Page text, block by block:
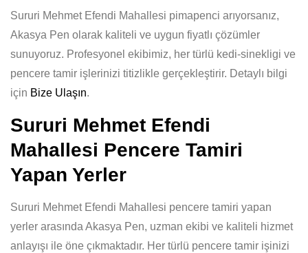
Sururi Mehmet Efendi Mahallesi pimapenci arıyorsanız,
Akasya Pen olarak kaliteli ve uygun fiyatlı çözümler
sunuyoruz. Profesyonel ekibimiz, her türlü kedi-sinekligi ve
pencere tamir işlerinizi titizlikle gerçekleştirir. Detaylı bilgi
için Bize Ulaşın.
Sururi Mehmet Efendi
Mahallesi Pencere Tamiri
Yapan Yerler
Sururi Mehmet Efendi Mahallesi pencere tamiri yapan
yerler arasında Akasya Pen, uzman ekibi ve kaliteli hizmet
anlayışı ile öne çıkmaktadır. Her türlü pencere tamir işinizi